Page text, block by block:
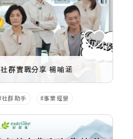
社群實戰分享 楊喻涵
社群助手 事業經營